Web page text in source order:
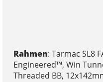
Rahmen: Tarmac SL8
Engineered™, Win
Threaded BB,